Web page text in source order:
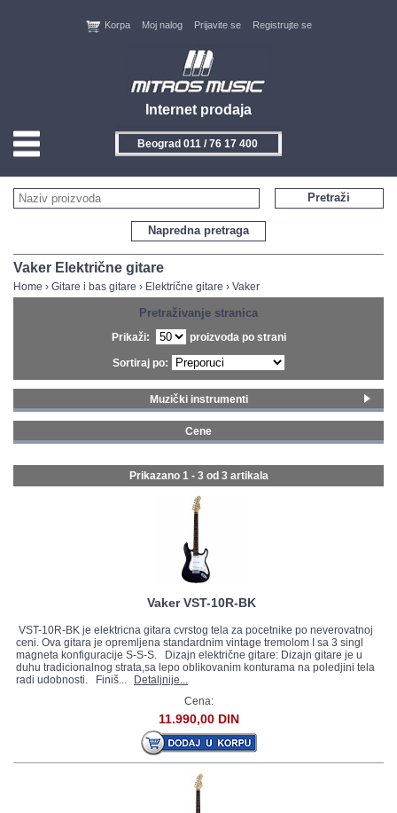
Internet prodaja
Korpa Moj nalog Prijavite se Registrujte se
Beograd 011 / 76 17 400
HOME
KONTAKT
PROIZVOĐAČI
NOVITETI
FEEDBACK
GALERIJA
Napredna pretraga
Pretraži
Vaker Električne gitare
Home › Gitare i bas gitare › Električne gitare › Vaker
Pretraživanje stranica
Prikaži: proizvoda po strani
Sortiraj po:
Muzički instrumenti
Strat električne gitare (3)
Cene
Prikazano 1 - 3 od 3 artikala
Vaker VST-10R-BK
VST-10R-BK je elektricna gitara cvrstog tela za pocetnike po neverovatnoj
ceni. Ova gitara je opremljena standardnim vintage tremolom I sa 3 singl
magneta konfiguracije S-S-S. Dizajn električne gitare: Dizajn gitare je u
duhu tradicionalnog strata,sa lepo oblikovanim konturama na poledjini tela
radi udobnosti. Finiš...
Detaljnije...
Cena:
11.990,00 DIN